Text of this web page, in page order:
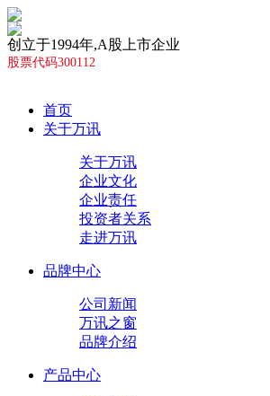
创立于1994年,A股上市企业
股票代码300112
首页
关于万讯
关于万讯
企业文化
企业责任
投资者关系
走进万讯
品牌中心
公司新闻
万讯之窗
品牌介绍
产品中心